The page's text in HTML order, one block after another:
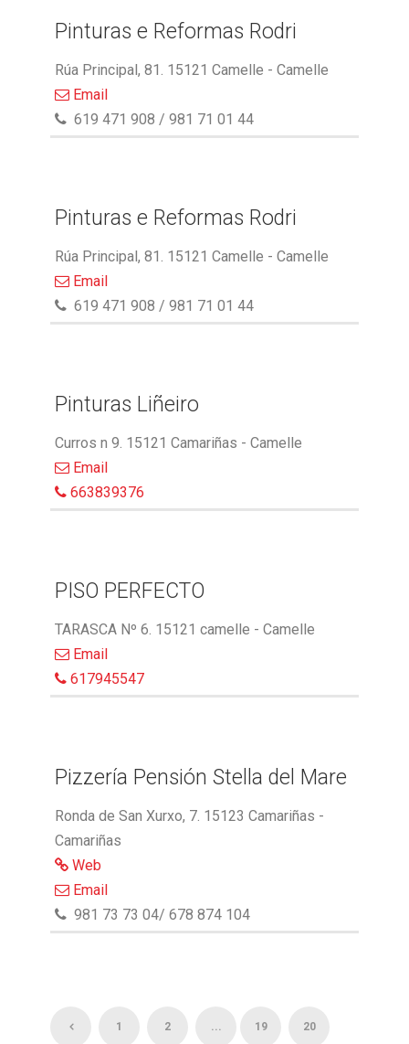
Pinturas e Reformas Rodri
Rúa Principal, 81. 15121 Camelle - Camelle
Email
619 471 908 / 981 71 01 44
Pinturas e Reformas Rodri
Rúa Principal, 81. 15121 Camelle - Camelle
Email
619 471 908 / 981 71 01 44
Pinturas Liñeiro
Curros n 9. 15121 Camariñas - Camelle
Email
663839376
PISO PERFECTO
TARASCA Nº 6. 15121 camelle - Camelle
Email
617945547
Pizzería Pensión Stella del Mare
Ronda de San Xurxo, 7. 15123 Camariñas -
Camariñas
Web
Email
981 73 73 04/ 678 874 104
1 2 ... 19 20